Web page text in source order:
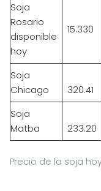
Soja
Rosario
disponible
hoy
15.330
Soja
Chicago
320.41
Soja
Matba
233.20
Precio de la soja